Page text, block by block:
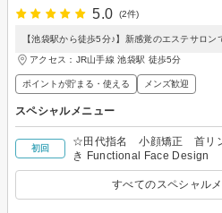
5.0
(2件)
【池袋駅から徒歩5分♪】新感覚のエステサロ
アクセス：JR山手線 池袋駅 徒歩5分
ポイントが貯まる・使える メンズ歓迎
スペシャルメニュー
初回
☆田代指名 小顔矯正 首リ
き Functional Face Design
すべてのスペシャル